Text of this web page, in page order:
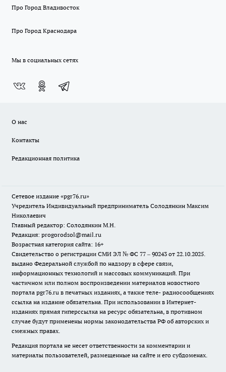
Про Город Владивосток
Про Город Краснодара
Мы в социальных сетях
О нас
Контакты
Редакционная политика
Сетевое издание «pgr76.ru»
Учредитель Индивидуальный предприниматель Солодянкин Максим
Николаевич
Главный редактор: Солодянкин М.Н.
Редакция: progorodsol@mail.ru
Возрастная категория сайта: 16+
Свидетельство о регистрации СМИ ЭЛ № ФС 77 – 90243 от 22.10.2025.
выдано Федеральной службой по надзору в сфере связи,
информационных технологий и массовых коммуникаций. При
частичном или полном воспроизведении материалов новостного
портала pgr76.ru в печатных изданиях, а также теле- радиосообщениях
ссылка на издание обязательна. При использовании в Интернет-
изданиях прямая гиперссылка на ресурс обязательна, в противном
случае будут применены нормы законодательства РФ об авторских и
смежных правах.
Редакция портала не несет ответственности за комментарии и
материалы пользователей, размещенные на сайте и его субдоменах.